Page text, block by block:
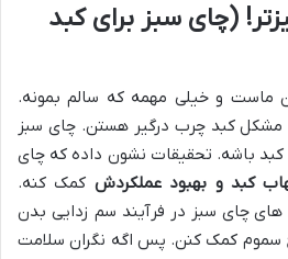
(چای سبز برای کبد
ماست و خیلی مهمه که سالم بمونه.
مشکل کبد چرب درگیر هستن. چای سبز
باشه. تحقیقات نشون داده که چای
کبد و بهبود عملکردش کمک کنه.
چای سبز در فرآیند سم زدایی بدن
سموم کمک کنن. پس اگه نگران سلامت